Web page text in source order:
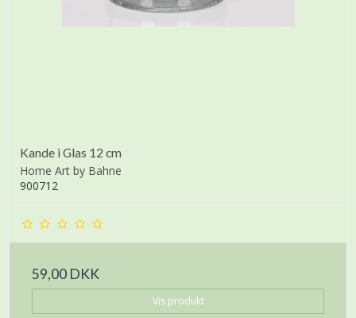
Kande i Glas 12 cm
Home Art by Bahne
900712
59,00 DKK
Vis produkt